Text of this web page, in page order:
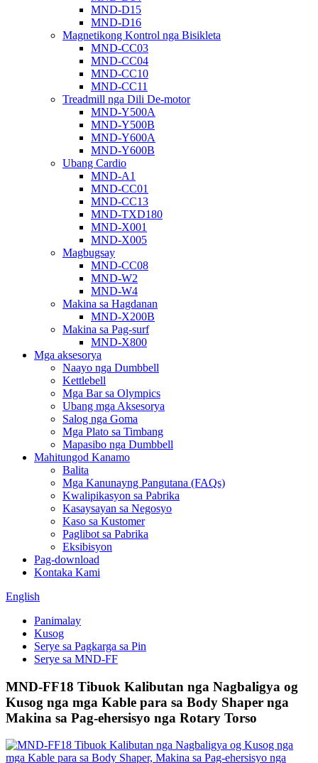
MND-D15
MND-D16
Magnetikong Kontrol nga Bisikleta
MND-CC03
MND-CC04
MND-CC10
MND-CC11
Treadmill nga Dili De-motor
MND-Y500A
MND-Y500B
MND-Y600A
MND-Y600B
Ubang Cardio
MND-A1
MND-CC01
MND-CC13
MND-TXD180
MND-X001
MND-X005
Magbugsay
MND-CC08
MND-W2
MND-W4
Makina sa Hagdanan
MND-X200B
Makina sa Pag-surf
MND-X800
Mga aksesorya
Naayo nga Dumbbell
Kettlebell
Mga Bar sa Olympics
Ubang mga Aksesorya
Salog nga Goma
Mga Plato sa Timbang
Mapasibo nga Dumbbell
Mahitungod Kanamo
Balita
Mga Kanunayng Pangutana (FAQs)
Kwalipikasyon sa Pabrika
Kasaysayan sa Negosyo
Kaso sa Kustomer
Paglibot sa Pabrika
Eksibisyon
Pag-download
Kontaka Kami
English
Panimalay
Kusog
Serye sa Pagkarga sa Pin
Serye sa MND-FF
MND-FF18 Tibuok Kalibutan nga Nagbaligya og
Kusog nga mga Kable para sa Body Shaper nga
Makina sa Pag-ehersisyo nga Rotary Torso